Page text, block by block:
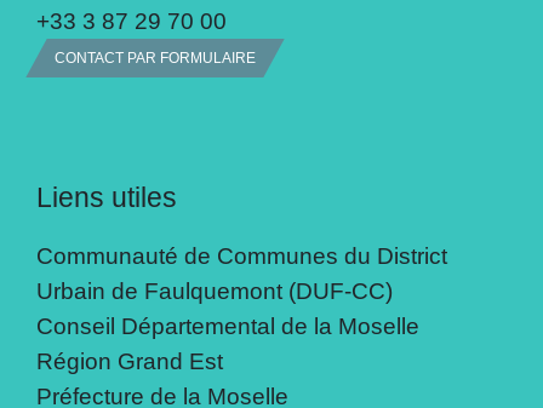
+33 3 87 29 70 00
CONTACT PAR FORMULAIRE
Liens utiles
Communauté de Communes du District
Urbain de Faulquemont (DUF-CC)
Conseil Départemental de la Moselle
Région Grand Est
Préfecture de la Moselle